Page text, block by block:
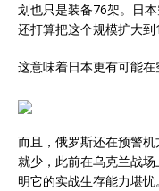
划也只是装备76架。日
还打算把这个规模扩大到
这意味着日本更有可能在
而且，俄罗斯还在预警
就少，此前在乌克兰战
明它的实战生存能力堪